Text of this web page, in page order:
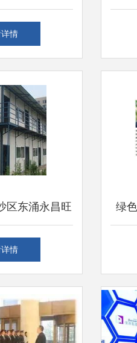
方向，赋能城
情
区东涌永昌旺
环境与城市
情
绿